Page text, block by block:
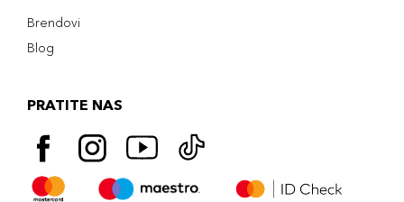
Brendovi
Blog
PRATITE NAS